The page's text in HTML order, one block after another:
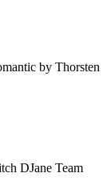
by Thorsten
DJane Team